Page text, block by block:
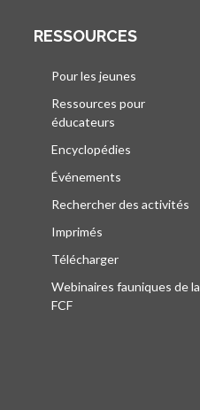
RESSOURCES
Pour les jeunes
Ressources pour
éducateurs
Encyclopédies
Événements
Rechercher des activités
Imprimés
Télécharger
Webinaires fauniques de la
FCF